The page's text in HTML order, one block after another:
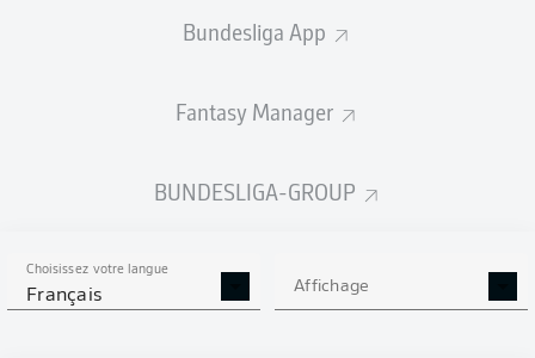
Bundesliga App
Fantasy Manager
BUNDESLIGA-GROUP
Choisissez votre langue
Français Affichage